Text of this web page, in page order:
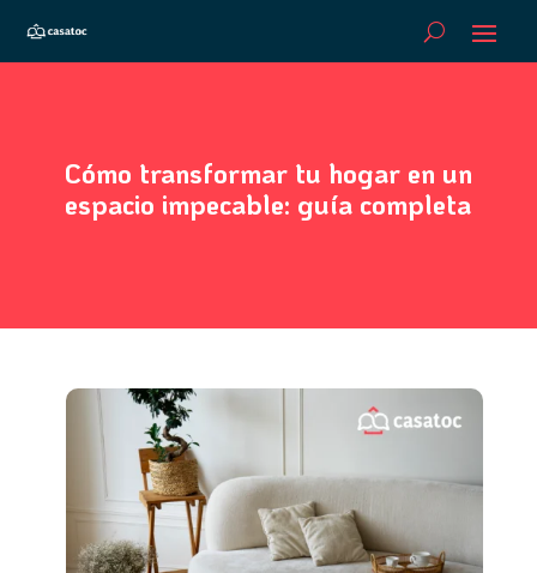
Cómo transformar tu hogar en un
espacio impecable: guía completa